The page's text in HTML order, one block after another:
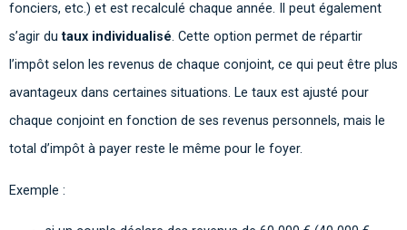
fonciers, etc.) et est recalculé chaque année. Il peut également
s’agir du taux individualisé. Cette option permet de répartir
l’impôt selon les revenus de chaque conjoint, ce qui peut être plus
avantageux dans certaines situations. Le taux est ajusté pour
chaque conjoint en fonction de ses revenus personnels, mais le
total d’impôt à payer reste le même pour le foyer.
Exemple :